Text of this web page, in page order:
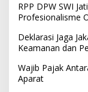
RPP DPW SWI
Profesionalisme
Deklarasi Jaga
Keamanan dan
Wajib Pajak
Aparat